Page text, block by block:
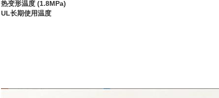
热变形温度 (1.8MPa)
UL长期使用温度